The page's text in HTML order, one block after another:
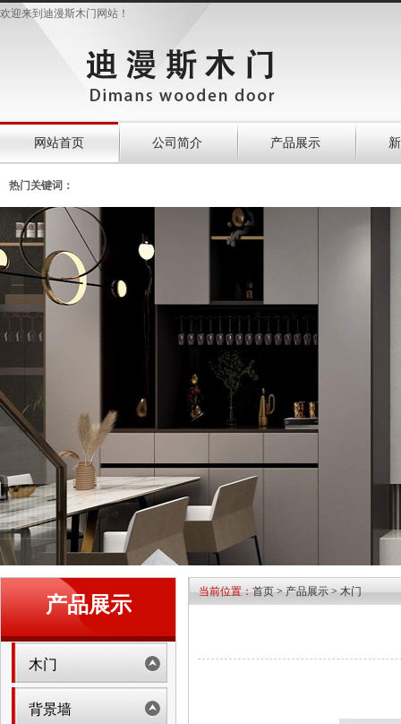
欢迎来到迪漫斯木门网站！
网站首页 公司简介 产品展示
热门关键词：
产品展示
木门
背景墙
当前位置：首页>产品展示>木门